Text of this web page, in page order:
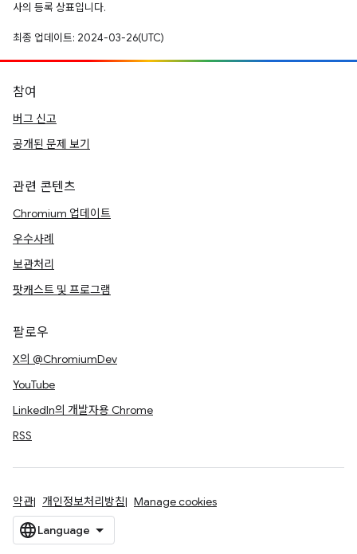
사의 등록 상표입니다.
최종 업데이트: 2024-03-26(UTC)
참여
버그 신고
공개된 문제 보기
관련 콘텐츠
Chromium 업데이트
우수사례
보관처리
팟캐스트 및 프로그램
팔로우
X의 @ChromiumDev
YouTube
LinkedIn의 개발자용 Chrome
RSS
약관 개인정보처리방침 Manage cookies